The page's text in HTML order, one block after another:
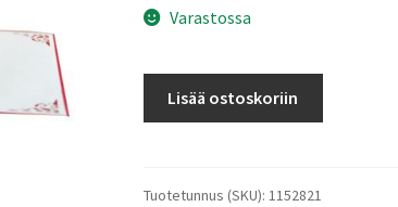
Varastossa
Joulukuusi
Lisää ostoskoriin
Tuotetunnus (SKU): 1152821